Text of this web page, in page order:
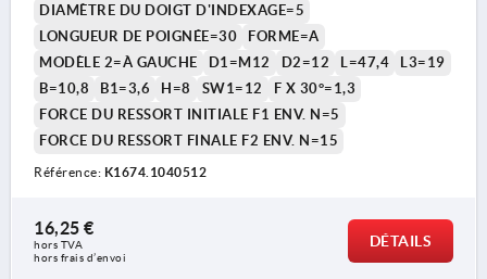
DIAMÈTRE DU DOIGT D'INDEXAGE=5
LONGUEUR DE POIGNÉE=30
FORME=A
MODÈLE 2=À GAUCHE
D1=M12 D2=12 L=47,4
L3=19
B=10,8
B1=3,6 H=8 SW1=12
F X 30°=1,3
FORCE DU RESSORT INITIALE F1 ENV. N=5
FORCE DU RESSORT FINALE F2 ENV. N=15
Référence: K1674.1040512
16,25 €
hors TVA
hors frais d’envoi
DÉTAILS